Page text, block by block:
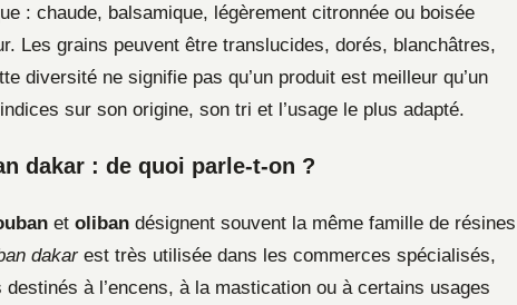
: chaude, balsamique, légèrement citronnée ou boisée
Les grains peuvent être translucides, dorés, blanchâtres,
diversité ne signifie pas qu’un produit est meilleur qu’un
sur son origine, son tri et l’usage le plus adapté.
dakar : de quoi parle-t-on ?
et oliban désignent souvent la même famille de résines
dakarest très utilisée dans les commerces spécialisés,
à l’encens, à la mastication ou à certains usages